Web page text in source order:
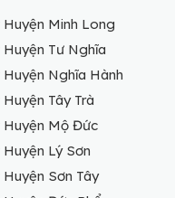
Minh Long
Tư Nghĩa
Nghĩa Hành
Tây Trà
Mộ Đức
Lý Sơn
Sơn Tây